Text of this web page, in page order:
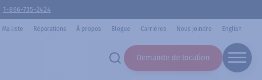
1-866-735-2424
Ma liste Réparations À propos Blogue Carrières Nous joindre English
Demande de location